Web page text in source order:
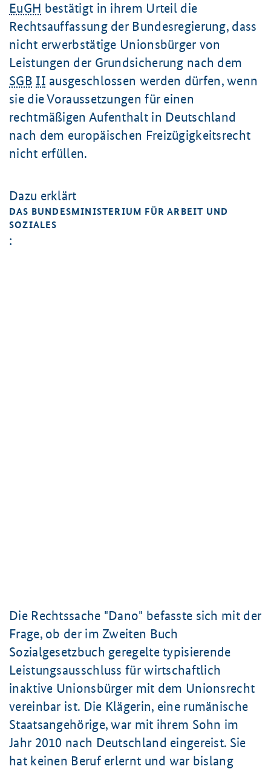
EuGH bestätigt in ihrem Urteil die
Rechtsauffassung der Bundesregierung, dass
nicht erwerbstätige Unionsbürger von
Leistungen der Grundsicherung nach dem
SGB II ausgeschlossen werden dürfen, wenn
sie die Voraussetzungen für einen
rechtmäßigen Aufenthalt in Deutschland
nach dem europäischen Freizügigkeitsrecht
nicht erfüllen.
Dazu erklärt
DAS BUNDESMINISTERIUM FÜR ARBEIT UND
SOZIALES
:
Die Rechtssache "Dano" befasste sich mit der
Frage, ob der im Zweiten Buch
Sozialgesetzbuch geregelte typisierende
Leistungsausschluss für wirtschaftlich
inaktive Unionsbürger mit dem Unionsrecht
vereinbar ist. Die Klägerin, eine rumänische
Staatsangehörige, war mit ihrem Sohn im
Jahr 2010 nach Deutschland eingereist. Sie
hat keinen Beruf erlernt und war bislang